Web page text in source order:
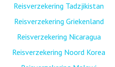
Reisverzekering Tadzjikistan
Reisverzekering Griekenland
Reisverzekering Nicaragua
Reisverzekering Noord Korea